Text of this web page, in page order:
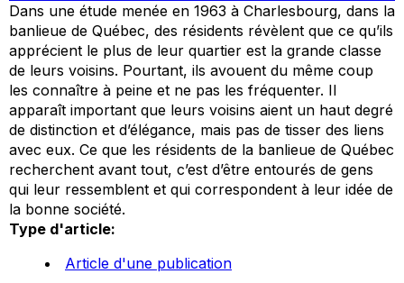
Dans une étude menée en 1963 à Charlesbourg, dans la
banlieue de Québec, des résidents révèlent que ce qu’ils
apprécient le plus de leur quartier est la grande classe
de leurs voisins. Pourtant, ils avouent du même coup
les connaître à peine et ne pas les fréquenter. Il
apparaît important que leurs voisins aient un haut degré
de distinction et d’élégance, mais pas de tisser des liens
avec eux. Ce que les résidents de la banlieue de Québec
recherchent avant tout, c’est d’être entourés de gens
qui leur ressemblent et qui correspondent à leur idée de
la bonne société.
Type d'article:
Article d'une publication